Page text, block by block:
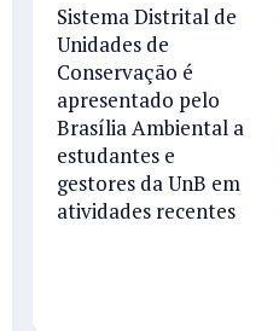
Sistema Distrital de
Unidades de
Conservação é
apresentado pelo
Brasília Ambiental a
estudantes e
gestores da UnB em
atividades recentes